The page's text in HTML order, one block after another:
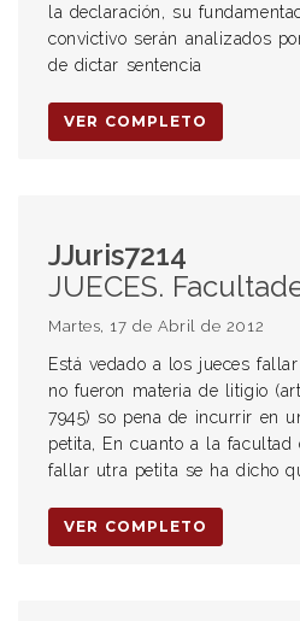
la declaración, su
convictivo serán analizados
de dictar sentencia
VER COMPLETO
JJuris7214
JUECES. Facultades. Facultad del juez laboral de fallar utra petita. Alcance. Aplicación del principio de congruencia. SERVICIO DOMESTICO.
Martes, 17 de Abril de 2012
Está vedado a los jueces
no fueron materia de litigio
7945) so pena de incurrir en
petita, En cuanto a la
fallar utra petita se ha dicho
VER COMPLETO